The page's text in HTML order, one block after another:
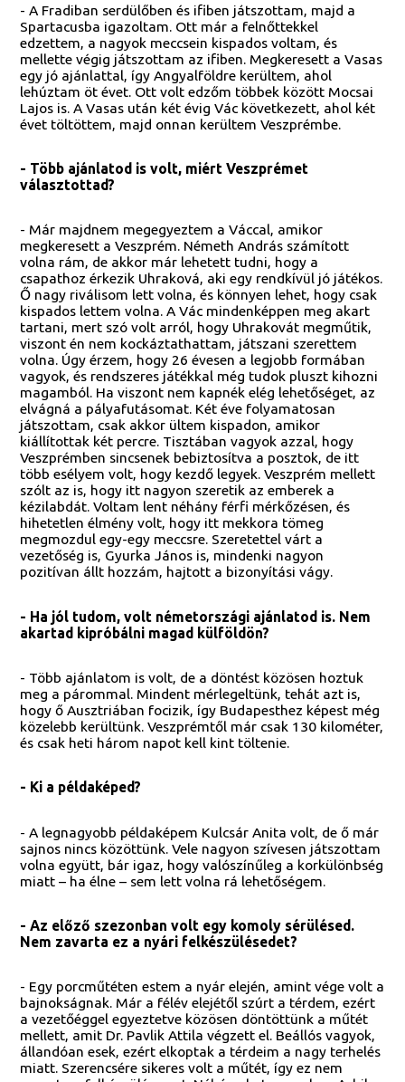
- A Fradiban serdülőben és ifiben játszottam, majd a
Spartacusba igazoltam. Ott már a felnőttekkel
edzettem, a nagyok meccsein kispados voltam, és
mellette végig játszottam az ifiben. Megkeresett a Vasas
egy jó ajánlattal, így Angyalföldre kerültem, ahol
lehúztam öt évet. Ott volt edzőm többek között Mocsai
Lajos is. A Vasas után két évig Vác következett, ahol két
évet töltöttem, majd onnan kerültem Veszprémbe.
- Több ajánlatod is volt, miért Veszprémet
választottad?
- Már majdnem megegyeztem a Váccal, amikor
megkeresett a Veszprém. Németh András számított
volna rám, de akkor már lehetett tudni, hogy a
csapathoz érkezik Uhraková, aki egy rendkívül jó játékos.
Ő nagy riválisom lett volna, és könnyen lehet, hogy csak
kispados lettem volna. A Vác mindenképpen meg akart
tartani, mert szó volt arról, hogy Uhrakovát megműtik,
viszont én nem kockáztathattam, játszani szerettem
volna. Úgy érzem, hogy 26 évesen a legjobb formában
vagyok, és rendszeres játékkal még tudok pluszt kihozni
magamból. Ha viszont nem kapnék elég lehetőséget, az
elvágná a pályafutásomat. Két éve folyamatosan
játszottam, csak akkor ültem kispadon, amikor
kiállítottak két percre. Tisztában vagyok azzal, hogy
Veszprémben sincsenek bebiztosítva a posztok, de itt
több esélyem volt, hogy kezdő legyek. Veszprém mellett
szólt az is, hogy itt nagyon szeretik az emberek a
kézilabdát. Voltam lent néhány férfi mérkőzésen, és
hihetetlen élmény volt, hogy itt mekkora tömeg
megmozdul egy-egy meccsre. Szeretettel várt a
vezetőség is, Gyurka János is, mindenki nagyon
pozitívan állt hozzám, hajtott a bizonyítási vágy.
- Ha jól tudom, volt németországi ajánlatod is. Nem
akartad kipróbálni magad külföldön?
- Több ajánlatom is volt, de a döntést közösen hoztuk
meg a párommal. Mindent mérlegeltünk, tehát azt is,
hogy ő Ausztriában focizik, így Budapesthez képest még
közelebb kerültünk. Veszprémtől már csak 130 kilométer,
és csak heti három napot kell kint töltenie.
- Ki a példaképed?
- A legnagyobb példaképem Kulcsár Anita volt, de ő már
sajnos nincs közöttünk. Vele nagyon szívesen játszottam
volna együtt, bár igaz, hogy valószínűleg a korkülönbség
miatt – ha élne – sem lett volna rá lehetőségem.
- Az előző szezonban volt egy komoly sérülésed.
Nem zavarta ez a nyári felkészülésedet?
- Egy porcműtéten estem a nyár elején, amint vége volt a
bajnokságnak. Már a félév elejétől szúrt a térdem, ezért
a vezetőéggel egyeztetve közösen döntöttünk a műtét
mellett, amit Dr. Pavlik Attila végzett el. Beállós vagyok,
állandóan esek, ezért elkoptak a térdeim a nagy terhelés
miatt. Szerencsére sikeres volt a műtét, így ez nem